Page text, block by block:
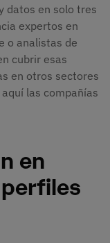
datos en solo tres
expertos en
o analistas de
cubrir esas
en otros sectores
las compañías
en